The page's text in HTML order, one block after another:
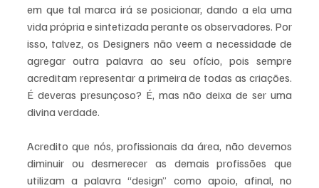
em que tal marca irá se posicionar, dando a ela uma
vida própria e sintetizada perante os observadores. Por
isso, talvez, os Designers não veem a necessidade de
agregar outra palavra ao seu ofício, pois sempre
acreditam representar a primeira de todas as criações.
É deveras presunçoso? É, mas não deixa de ser uma
divina verdade.
Acredito que nós, profissionais da área, não devemos
diminuir ou desmerecer as demais profissões que
utilizam a palavra “design” como apoio, afinal, no